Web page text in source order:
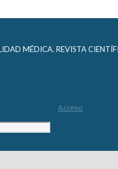
MÉDICA. REVISTA
Acceso